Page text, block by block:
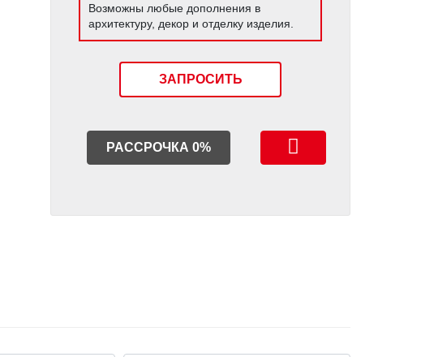
Возможны любые дополнения в
архитектуру, декор и отделку изделия.
ЗАПРОСИТЬ
РАССРОЧКА 0%